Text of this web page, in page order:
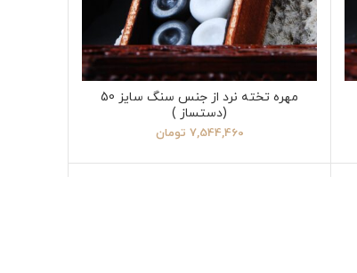
مهره تخته نرد از جنس سنگ سایز 50
(دستساز )
7,544,460 تومان